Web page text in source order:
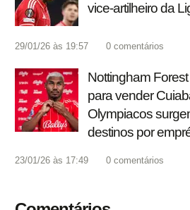
vice-artilheiro da
29/01/26 às 19:57 0 comentários
Nottingham
para vender
Olympiacos
destinos por
23/01/26 às 17:49 0 comentários